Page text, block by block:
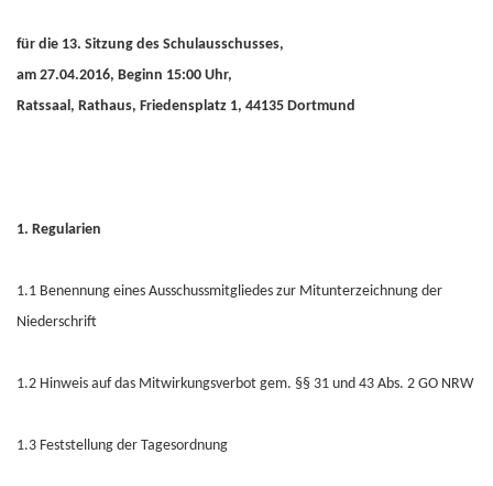
für die 13. Sitzung des Schulausschusses,
am 27.04.2016, Beginn 15:00 Uhr,
Ratssaal, Rathaus, Friedensplatz 1, 44135 Dortmund
1. Regularien
1.1 Benennung eines Ausschussmitgliedes zur Mitunterzeichnung der
Niederschrift
1.2 Hinweis auf das Mitwirkungsverbot gem. §§ 31 und 43 Abs. 2 GO NRW
1.3 Feststellung der Tagesordnung